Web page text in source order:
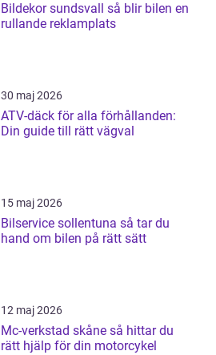
Bildekor sundsvall så blir bilen en
rullande reklamplats
30 maj 2026
ATV-däck för alla förhållanden:
Din guide till rätt vägval
15 maj 2026
Bilservice sollentuna så tar du
hand om bilen på rätt sätt
12 maj 2026
Mc-verkstad skåne så hittar du
rätt hjälp för din motorcykel